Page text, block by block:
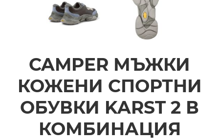
CAMPER МЪЖКИ
КОЖЕНИ СПОРТНИ
ОБУВКИ KARST 2 В
КОМБИНАЦИЯ